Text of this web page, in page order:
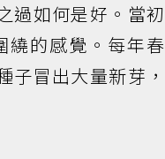
過如何是好。當初
繞的感覺。每年春
冒出大量新芽，